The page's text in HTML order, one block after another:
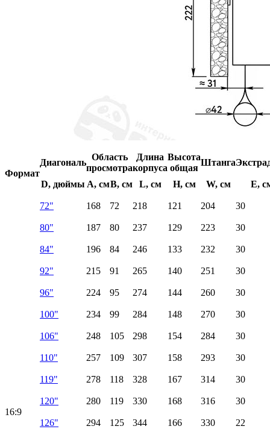
Формат
Диагональ
Область
просмотра
Длина
корпуса
Высота
общая
Штанга
D, дюймы A, смB, см L, см H, см W, см E,
16:9
72" 168 72 218 121 204 30
80" 187 80 237 129 223 30
84" 196 84 246 133 232 30
92" 215 91 265 140 251 30
96" 224 95 274 144 260 30
100" 234 99 284 148 270 30
106" 248 105 298 154 284 30
110" 257 109 307 158 293 30
119" 278 118 328 167 314 30
120" 280 119 330 168 316 30
126" 294 125 344 166 330 22